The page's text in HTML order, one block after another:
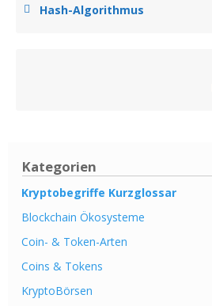
Kategorien
Kryptobegriffe Kurzglossar
Blockchain Ökosysteme
Coin- & Token-Arten
Coins & Tokens
KryptoBörsen
Hash-Algorithmus